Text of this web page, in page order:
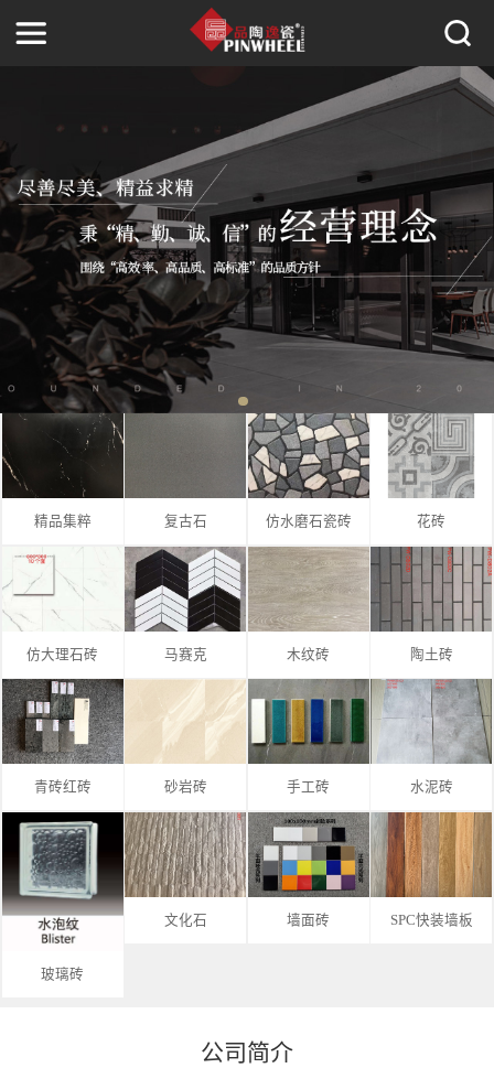
精品集粹 复古石 仿水磨石瓷砖 花砖
仿大理石砖 马赛克 木纹砖 陶土砖
青砖红砖 砂岩砖 手工砖 水泥砖
玻璃砖
文化石 墙面砖 SPC快装墙板
公司简介